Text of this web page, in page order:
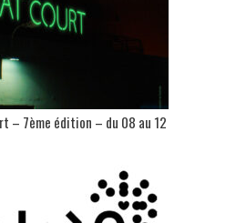
– 7ème édition – du 08 au 12